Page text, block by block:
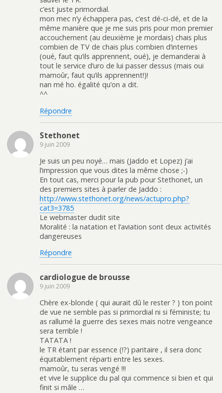
c’est juste primordial.
mon mec n’y échappera pas, c’est dé-ci-dé, et de la
même manière que je me suis pris pour mon premier
accouchement (au deuxième je mordais) chais plus
combien de TV de chais plus combien d’internes
(oué, faut qu’ils apprennent, oué), je demanderai à
tout le service d’uro de lui passer dessus (mais oui
mamoûr, faut qu’ils apprennent!)!
nan mé ho. égalité qu’on a dit.
^^
Répondre
Stethonet
9 juin 2009
Je suis un peu noyé… mais (Jaddo et Lopez) j’ai
l’impression que vous dites la même chose ;-)
En tout cas, merci pour la pub pour Stethonet, un
des premiers sites à parler de Jaddo :
http://www.stethonet.org/news/actupro.php?
cat3=3785
Le webmaster dudit site
Moralité : la natation et l’aviation sont deux activités
dangereuses
Répondre
cardiologue de brousse
9 juin 2009
Chère ex-blonde ( qui aurait dû le rester ? ) ton point
de vue ne semble pas si primordial ni si féministe; tu
as rallumé la guerre des sexes mais notre vengeance
sera terrible !
TATATA !
le TR étant par essence (!?) paritaire , il sera donc
équitablement réparti entre les sexes.
mamoûr, tu seras vengé !!!
et vive le supplice du pal qui commence si bien et qui
finit si mâle …